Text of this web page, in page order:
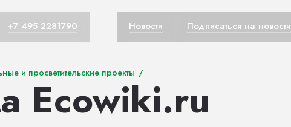
+7 495 2281790 Новости Подписаться на новости
и просветительские проекты /
Ecowiki.ru